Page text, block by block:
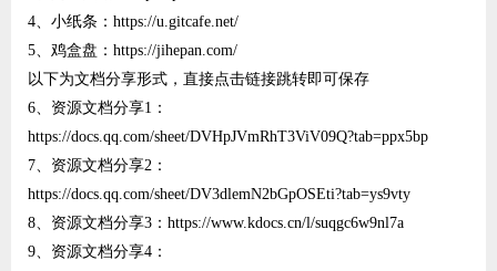
4、小纸条：https://u.gitcafe.net/
5、鸡盒盘：https://jihepan.com/
以下为文档分享形式，直接点击链接跳转即可保存
6、资源文档分享1：
https://docs.qq.com/sheet/DVHpJVmRhT3ViV09Q?tab=ppx5bp
7、资源文档分享2：
https://docs.qq.com/sheet/DV3dlemN2bGpOSEti?tab=ys9vty
8、资源文档分享3：https://www.kdocs.cn/l/suqgc6w9nl7a
9、资源文档分享4：